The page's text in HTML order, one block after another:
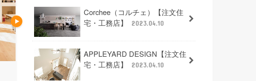
Corchee（コルチェ）【注文住
宅・工務店】
2023.04.10
APPLEYARD DESIGN【注文住
宅・工務店】
2023.04.10